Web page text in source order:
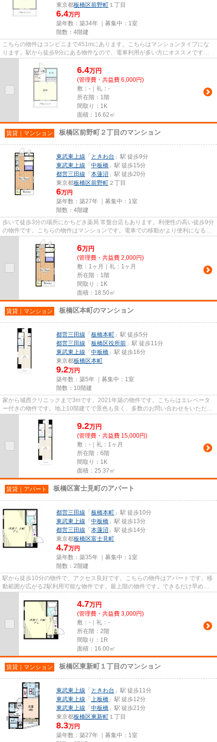
東京都板橋区前野町 １丁目
6.4万円
築年数：築34年 ｜募集中： 1室
階数：4階建
こちらの物件はコンビニまで451mにあります。こちらはマンションタイプにな
ります。駅から徒歩9分にある物件なので、電車利用が多い方にオススメです。
6.4万円
(管理費・共益費 6,000円)
敷：-｜礼：-
所在階：1階
間取り：1K
面積：16.62㎡
賃貸｜マンション 板橋区前野町２丁目のマンション
東武東上線 「 ときわ台 」駅 徒歩9分
東武東上線 「 中板橋 」駅 徒歩15分
都営三田線 「 本蓮沼 」駅 徒歩20分
東京都板橋区前野町 ２丁目
6万円
築年数：築27年 ｜募集中： 1室
階数：4階建
歩いて徒歩3分の場所にかちどき薬局 常盤台店もあります。利便性の高い徒歩9分
の物件です。こちらの物件はマンションです。電車での移動がより便利になる、
2駅利用可能なマンションで...
6万円
(管理費・共益費 2,000円)
敷：1ヶ月｜礼：1ヶ月
所在階：1階
間取り：1K
面積：18.50㎡
賃貸｜マンション 板橋区本町のマンション
都営三田線 「 板橋本町 」駅 徒歩5分
都営三田線 「 板橋区役所前 」駅 徒歩11分
東武東上線 「 中板橋 」駅 徒歩16分
東京都板橋区本町
9.2万円
築年数：築5年 ｜募集中： 1室
階数：10階建
家から城西クリニックまで3mです。2021年築の物件です。こちらはエレベータ
ー付きの物件です。地上10階建てで景色も良く、多数のお問い合わせをいただい
9.2万円
(管理費・共益費 15,000円)
敷：-｜礼：1ヶ月
所在階：6階
間取り：1K
面積：25.37㎡
賃貸｜アパート 板橋区富士見町のアパート
都営三田線 「 板橋本町 」駅 徒歩10分
東武東上線 「 中板橋 」駅 徒歩13分
都営三田線 「 本蓮沼 」駅 徒歩14分
東京都板橋区富士見町
4.7万円
築年数：築35年 ｜募集中： 1室
階数：2階建
駅から徒歩10分の物件で、アクセス良好です。こちらの物件はアパートです。移
動範囲が広がる2駅利用可能な物件です。最上階の物件です。できるだけ早めに
4.7万円
(管理費・共益費 3,000円)
敷：-｜礼：-
所在階：2階
間取り：1R
面積：16.00㎡
賃貸｜マンション 板橋区東新町１丁目のマンション
東武東上線 「 ときわ台 」駅 徒歩11分
東武東上線 「 上板橋 」駅 徒歩12分
東武東上線 「 中板橋 」駅 徒歩21分
東京都板橋区東新町 １丁目
8.3万円
築年数：築27年 ｜募集中： 1室